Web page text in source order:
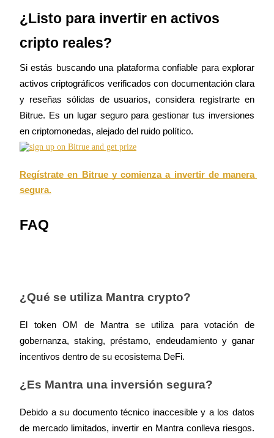
Register & Trade to Win 500,000 USDT
Precious Metals Trading Carnival
Trade Gold & Silver · 33,333 USDT Bonus
USDT New User Exclusive 10% APR
Gana premios y recompensas exclusivas
¿Listo para invertir en activos
cripto reales?
Si estás buscando una plataforma confiable para explorar
activos criptográficos verificados con documentación clara
y reseñas sólidas de usuarios, considera registrarte en
Bitrue. Es un lugar seguro para gestionar tus inversiones
en criptomonedas, alejado del ruido político.
Regístrate en Bitrue y comienza a invertir de manera
segura.
FAQ
¿Qué se utiliza Mantra crypto?
El token OM de Mantra se utiliza para votación de
gobernanza, staking, préstamo, endeudamiento y ganar
incentivos dentro de su ecosistema DeFi.
¿Es Mantra una inversión segura?
Debido a su documento técnico inaccesible y a los datos
de mercado limitados, invertir en Mantra conlleva riesgos.